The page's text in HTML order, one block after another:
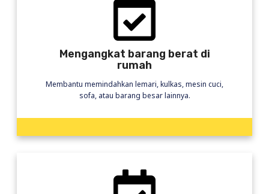
Mengangkat barang berat di
rumah
Membantu memindahkan lemari, kulkas, mesin cuci,
sofa, atau barang besar lainnya.